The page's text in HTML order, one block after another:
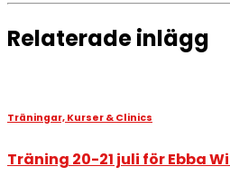
Relaterade inlägg
Träningar, Kurser & Clinics
Träning 20-21 juli för Ebba